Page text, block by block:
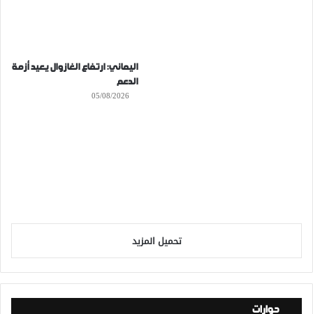
اليماني: ارتفاع الغازوال يعيد أزمة
الدعم
05/08/2026
تحميل المزيد
حوارات